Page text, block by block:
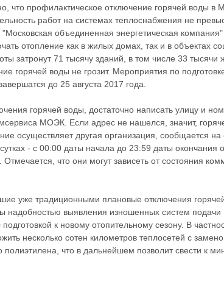
что профилактическое отключение горячей воды в
работ на системах теплоснабжения не
объединенная энергетическая
отопление как в жилых домах, так и в объектах
затронут 71 тысячу зданий, в том числе 33
горячей воды не грозит. Мероприятия по
до 25 августа 2017 года.
горячей воды, достаточно написать улицу и
МОЭК. Если адрес не нашелся, значит,
осуществляет другая организация, сообщается
- с 00:00 даты начала до 23:59 даты окончания
Отмечается, что они могут зависеть от состояния
уже традиционными плановые отключения
надобностью выявления изношенных систем подачи
к новому отопительному сезону. В
несколько сотен километров теплосетей с
полиэтилена, что в дальнейшем позволит свести к